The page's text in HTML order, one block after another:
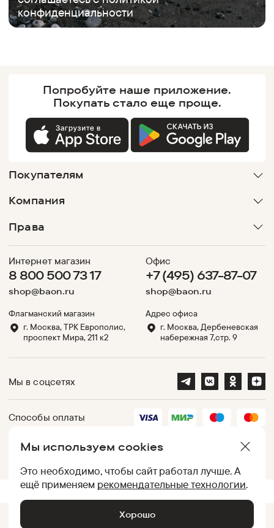
конфиденциальности
Мы используем cookies
Это необходимо, чтобы сайт работал лучше. А
ещё применяем рекомендательные технологии.
Хорошо
Попробуйте наше приложение.
Покупатьстало еще проще.
Покупателям
Компания
Права
Интернет магазин
8 800 500 73 17
shop@baon.ru
Флагманский магазин
г. Москва, ТРК Европолис,
проспект Мира, 211 к2
Офис
+7 (495) 637-87-07
shop@baon.ru
Адрес офиса
г. Москва, Дербеневская
набережная 7,стр. 9
Мы в соцсетях
Способы оплаты
Партнеры
UID:050012ACBE26786A7E001CB502A1E00B
2620c41d7540